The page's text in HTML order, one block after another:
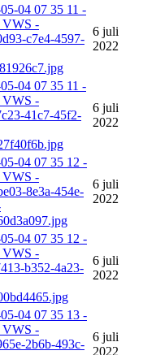
04 07 35 11 -
-
c7e4-4597-
6 juli
2022
04 07 35 11 -
-
41c7-45f2-
6 juli
2022
04 07 35 12 -
-
8e3a-454e-
6 juli
2022
04 07 35 12 -
-
b352-4a23-
6 juli
2022
04 07 35 13 -
-
2b6b-493c-
6 juli
2022